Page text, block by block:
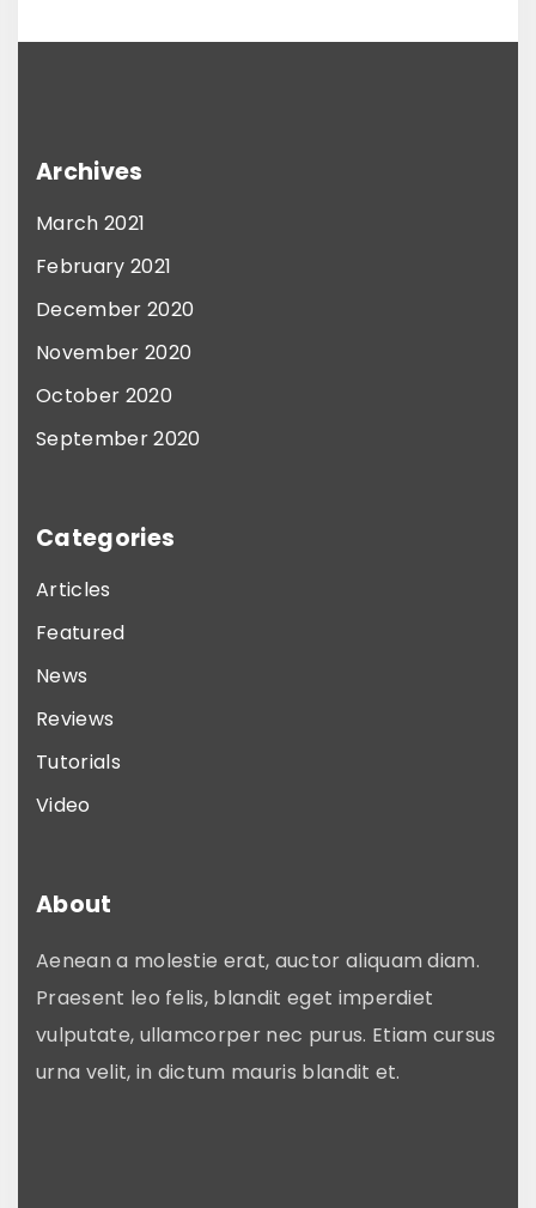
Archives
March 2021
February 2021
December 2020
November 2020
October 2020
September 2020
Categories
Articles
Featured
News
Reviews
Tutorials
Video
About
Aenean a molestie erat, auctor aliquam diam.
Praesent leo felis, blandit eget imperdiet
vulputate, ullamcorper nec purus. Etiam cursus
urna velit, in dictum mauris blandit et.